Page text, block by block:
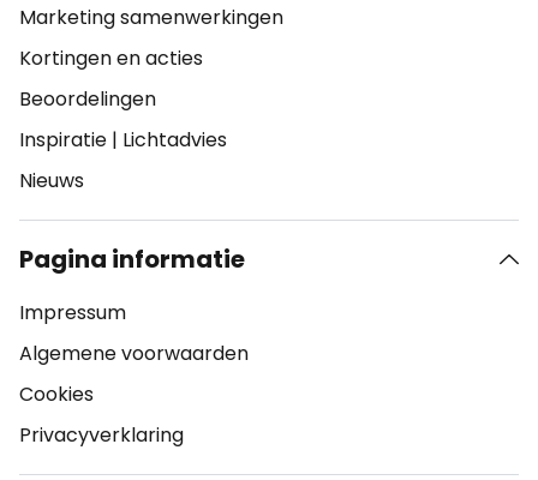
Marketing samenwerkingen
Kortingen en acties
Beoordelingen
Inspiratie | Lichtadvies
Nieuws
Pagina informatie
Impressum
Algemene voorwaarden
Cookies
Privacyverklaring